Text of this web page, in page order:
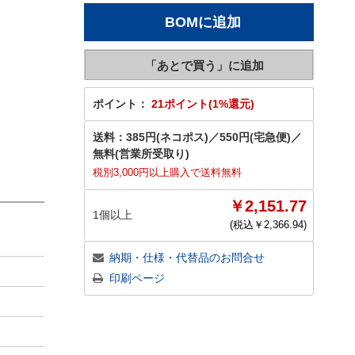
ポイント： 21ポイント(1%還元)
送料： 385円(ネコポス) ／550円(宅急便) ／
無料(営業所受取り)
税別3,000円以上購入で送料無料
1個以上 ￥2,151.77
(税込￥ 2,366.94)
納期・仕様・代替品のお問合せ
印刷ページ